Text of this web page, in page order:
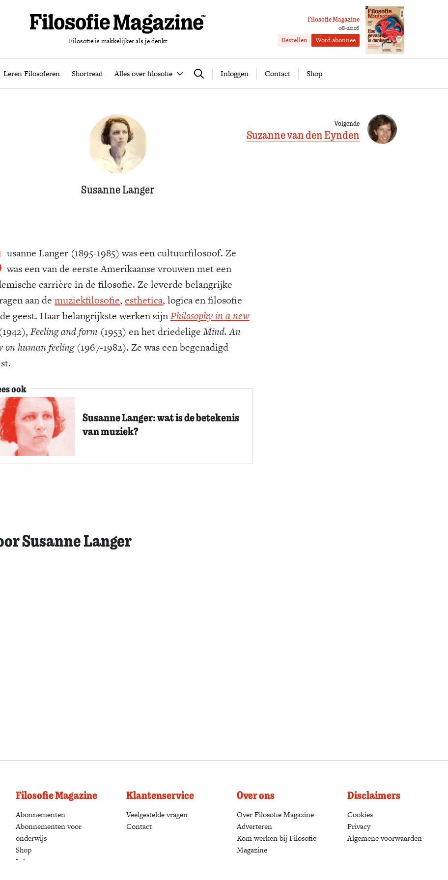
Filosofie is makkelijker als je denkt
Filosofie Magazine
08-2026
Bestellen Word abonnee
Leren Filosoferen Shortread Alles over filosofie Zoeken Inloggen Contact Shop
Podcast Leren Filosoferen Shortread Alles over filosofie Word abonnee
Susanne Langer
Volgende
Suzanne van den Eynden
usanne Langer (1895-1985) was een cultuurfilosoof. Ze
was een van de eerste Amerikaanse vrouwen met een
carrière in de filosofie. Ze leverde belangrijke
aan de muziekfilosofie, esthetica, logica en filosofie
geest. Haar belangrijkste werken zijnPhilosophy in a new
Feeling and form (1953) en het driedeligeMind. An
on human feeling(1967-1982). Ze was een begenadigd
ook
Susanne Langer: wat is de betekenis
van muziek?
Susanne Langer
Filosofie Magazine
Abonnementen (opens in a new tab)
Abonnementen voor
onderwijs
Shop
Inloggen
Klantenservice
Veelgestelde vragen
Contact
Over ons
Over Filosofie Magazine
Adverteren
Kom werken bij Filosofie
Magazine
Disclaimers
Cookies
Privacy
Algemene voorwaarden